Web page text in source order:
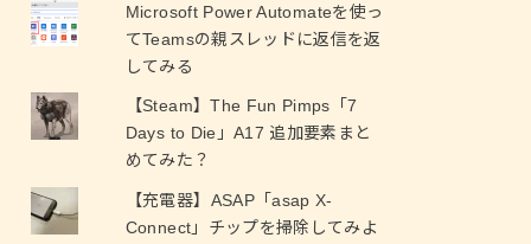
Microsoft Power Automateを使っ
てTeamsの親スレッドに返信を返
してみる
【Steam】The Fun Pimps「7
Days to Die」A17 追加要素まと
めてみた？
【充電器】ASAP「asap X-
Connect」チップを掃除してみよ